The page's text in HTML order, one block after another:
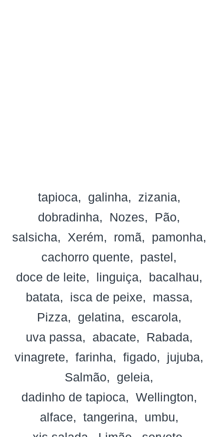
tapioca galinha
zizania
dobradinha
Nozes
Pão
salsicha
Xerém romã
pamonha
cachorro quente
pastel
doce de leite
linguiça
bacalhau
batata
isca de peixe
massa
Pizza
gelatina
escarola
uva passa
abacate
Rabada
vinagrete
farinha figado
jujuba
Salmão
geleia
dadinho de tapioca
Wellington
alface
tangerina
umbu